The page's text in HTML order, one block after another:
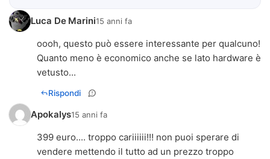
Luca De Marini15 anni fa
oooh, questo può essere interessante per qualcuno!
Quanto meno è economico anche se lato hardware è
vetusto...
Rispondi
Apokalys15 anni fa
399 euro.... troppo cariiiiii!!! non puoi sperare di
vendere mettendo il tutto ad un prezzo troppo